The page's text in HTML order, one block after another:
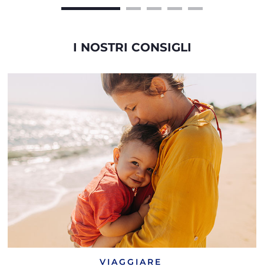
I NOSTRI CONSIGLI
VIAGGIARE